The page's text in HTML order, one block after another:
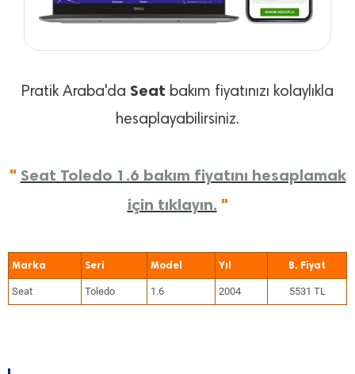
Pratik Araba'da Seat bakım fiyatınızı kolaylıkla
hesaplayabilirsiniz.
" Seat Toledo 1.6 bakım fiyatını hesaplamak
için tıklayın. "
Marka Seri Model Yıl
Seat Toledo 1.6 2004 5531 TL